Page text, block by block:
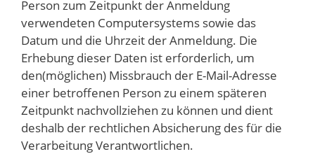
Person zum Zeitpunkt der Anmeldung
verwendeten Computersystems sowie das
Datum und die Uhrzeit der Anmeldung. Die
Erhebung dieser Daten ist erforderlich, um
den(möglichen) Missbrauch der E-Mail-Adresse
einer betroffenen Person zu einem späteren
Zeitpunkt nachvollziehen zu können und dient
deshalb der rechtlichen Absicherung des für die
Verarbeitung Verantwortlichen.